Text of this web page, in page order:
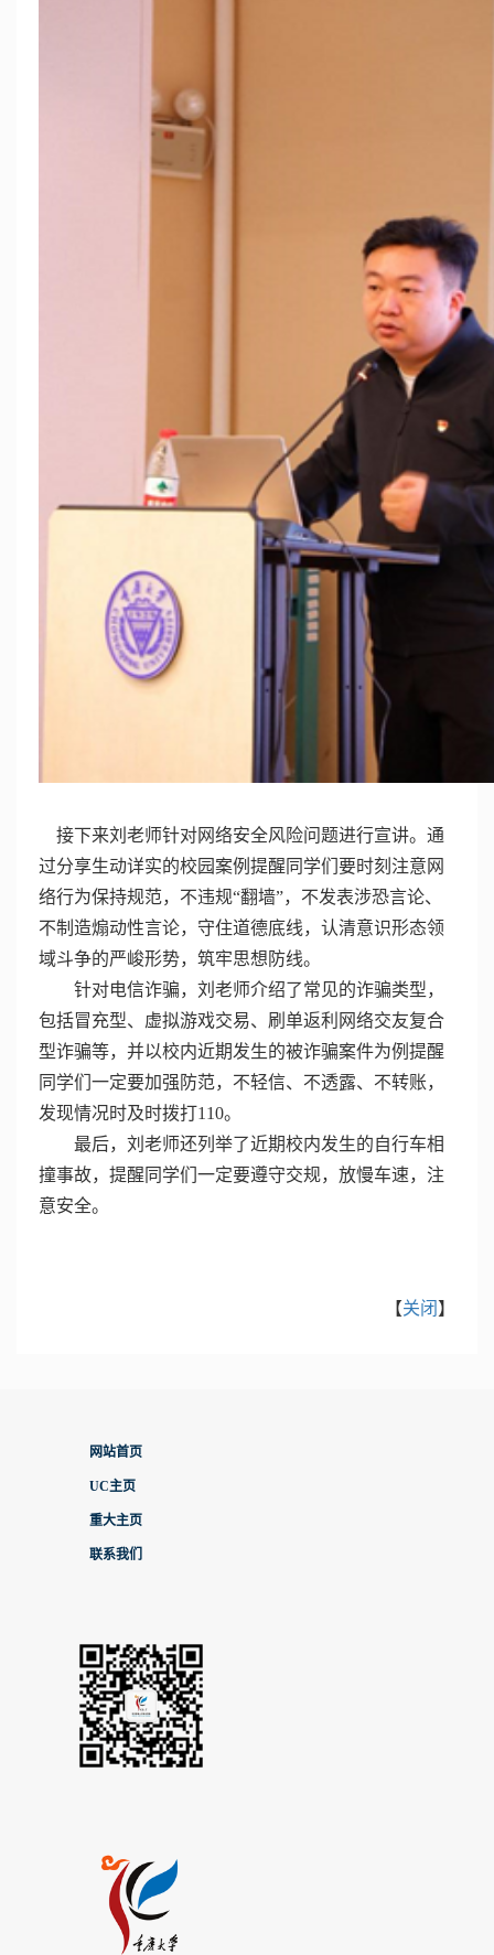
接下来刘老师针对网络安全风险问题进行宣讲。通
过分享生动详实的校园案例提醒同学们要时刻注意网
络行为保持规范，不违规“翻墙”，不发表涉恐言论、
不制造煽动性言论，守住道德底线，认清意识形态领
域斗争的严峻形势，筑牢思想防线。
针对电信诈骗，刘老师介绍了常见的诈骗类型，
包括冒充型、虚拟游戏交易、刷单返利网络交友复合
型诈骗等，并以校内近期发生的被诈骗案件为例提醒
同学们一定要加强防范，不轻信、不透露、不转账，
发现情况时及时拨打110。
最后，刘老师还列举了近期校内发生的自行车相
撞事故，提醒同学们一定要遵守交规，放慢车速，注
意安全。
【关闭 】
网站首页
UC主页
重大主页
联系我们